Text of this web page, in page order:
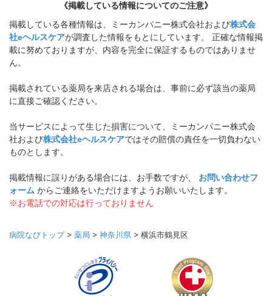
《掲載している情報についてのご注意》
掲載している各種情報は、ミーカンパニー株式会社および株式会
社eヘルスケアが調査した情報をもとにしています。 正確な情報掲
載に努めておりますが、内容を完全に保証するものではありませ
ん。
掲載されている薬局を来店される場合は、事前に必ず該当の薬局
に直接ご確認ください。
当サービスによって生じた損害について、ミーカンパニー株式会
社および株式会社eヘルスケアではその賠償の責任を一切負わない
ものとします。
掲載情報に誤りがある場合には、お手数ですが、 お問い合わせフ
ォーム からご連絡をいただけますようお願いいたします。
※お電話での対応は行っておりません
病院なびトップ> 薬局 > 神奈川県 > 横浜市鶴見区